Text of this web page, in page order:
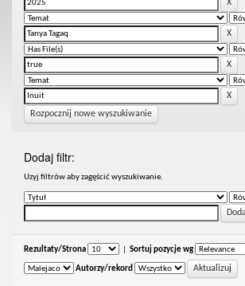
Rozpocznij nowe wyszukiwanie
Dodaj filtr:
Uzyj filtrów aby zagęścić wyszukiwanie.
Rezultaty/Strona Sortuj pozycje wg
Autorzy/rekord